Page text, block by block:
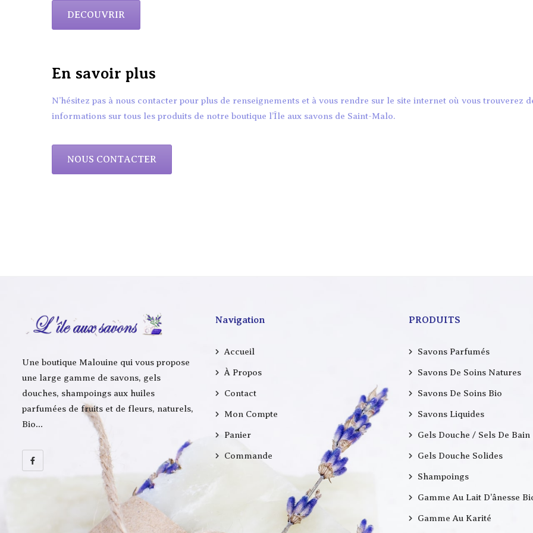
DECOUVRIR
En savoir plus
N’hésitez pas à nous contacter pour plus de renseignements et à vous rendre sur le site internet où vous trouverez
informations sur tous les produits de notre boutique l’Île aux savons de Saint-Malo.
NOUS CONTACTER
Une boutique Malouine qui vous propose
une large gamme de savons, gels
douches, shampoings aux huiles
parfumées de fruits et de fleurs, naturels,
Bio…
Navigation
Accueil
À Propos
Contact
Mon Compte
Panier
Commande
PRODUITS
Savons Parfumés
Savons De Soins Natures
Savons De Soins Bio
Savons Liquides
Gels Douche / Sels De
Gels Douche Solides
Shampoings
Gamme Au Lait D’ânesse
Gamme Au Karité